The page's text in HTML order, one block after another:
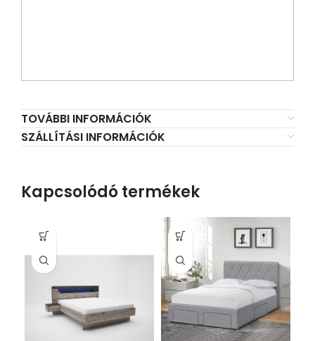
TOVÁBBI INFORMÁCIÓK
SZÁLLÍTÁSI INFORMÁCIÓK
Kapcsolódó termékek